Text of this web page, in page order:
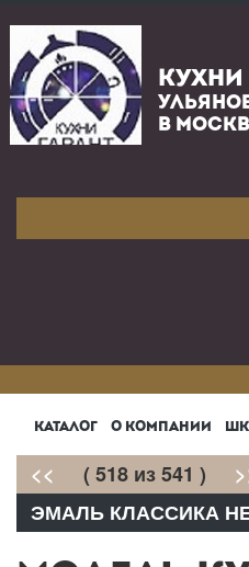
КУХНИ
В
КАТАЛОГ О КОМПАНИИ
<< ( 518 из 541 )
ЭМАЛЬ КЛАССИКА